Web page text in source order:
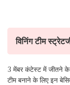
विनिंग टीम
3 मेंबर कंटेस्ट में जीतने के
टीम बनाने के लिए इन